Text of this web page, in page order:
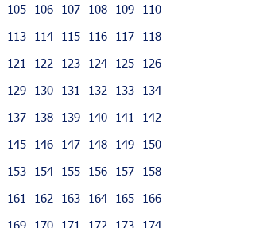
105 106 107 108 109
110
113 114 115 116 117
118
121 122 123 124 125
126
129 130 131 132 133
134
137 138 139 140 141
142
145 146 147 148 149
150
153 154 155 156 157
158
161 162 163 164 165
166
169 170 171 172 173
174